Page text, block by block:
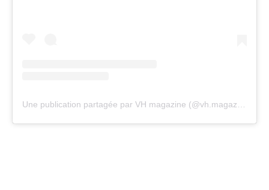
Une publication partagée par VH magazine (@vh.magazine)